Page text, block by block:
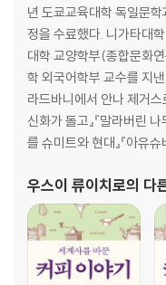
ㆍ 17세기 후반, ‘없는 것을
가 되어준 커피하우스
ㆍ 청교도혁명이 한창일 때
우연일까?
ㆍ 근대시민사회의 ‘인큐베
ㆍ 무엇이 영국인을 커피와
04 프랑스혁명의 인큐베이
ㆍ 16세기, 오스만제국의 헝
은 수프’, 커피
ㆍ 오스만튀르크 대사 술레
년 도쿄교육대학 독일문
정을 수료했다. 니가타대
대학 교양학부(종합문화
학 외국어학부 교수를 지
라드바니에서 안나 제거스
신화가 돌고』『말라버린 나
를 슈미트와 현대』『아유
우스이 류이치로의 다